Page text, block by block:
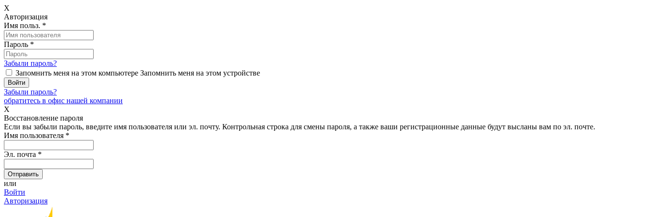
X
Авторизация
Имя польз. *
Пароль *
Забыли пароль?
Запомнить меня на этом компьютере Запомнить меня на этом устройстве
Забыли пароль?
обратитесь в офис нашей компании
X
Восстановление пароля
Если вы забыли пароль, введите имя пользователя или эл. почту. Контрольная строка для смены пароля, а также ваши регистрационные данные будут высланы вам по эл. почте.
Имя пользователя *
Эл. почта *
или
Войти
Авторизация